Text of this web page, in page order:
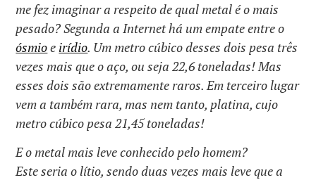
me fez imaginar a respeito de qual metal é o mais
pesado? Segunda a Internet há um empate entre o
ósmioe irídio. Um metro cúbico desses dois pesa três
vezes mais que o aço, ou seja 22,6 toneladas! Mas
esses dois são extremamente raros. Em terceiro lugar
vem a também rara, mas nem tanto, platina, cujo
metro cúbico pesa 21,45 toneladas!
E o metal mais leve conhecido pelo homem?
Este seria o lítio, sendo duas vezes mais leve que a